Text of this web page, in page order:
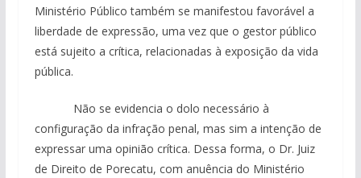
Ministério Público também se manifestou favorável a
liberdade de expressão, uma vez que o gestor público
está sujeito a crítica, relacionadas à exposição da vida
pública.
Não se evidencia o dolo necessário à
configuração da infração penal, mas sim a intenção de
expressar uma opinião crítica. Dessa forma, o Dr. Juiz
de Direito de Porecatu, com anuência do Ministério